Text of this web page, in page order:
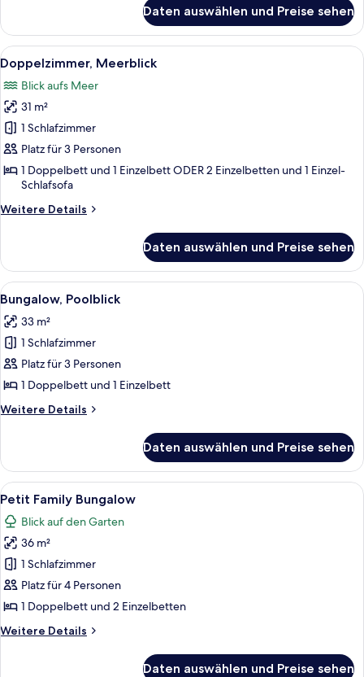
Side
Sea
View
Daten auswählen und Preise sehen
Alle
Fotos
für
Doppelzimmer,
Meerblick
anzeigen
Ein Hotelzimmer mit einem großen
6
Doppelzimmer, Meerblick
Blick aufs Meer
31 m²
1 Schlafzimmer
Platz für 3 Personen
1 Doppelbett und 1 Einzelbett ODER 2 Einzelbetten und 1 Einzel-
Schlafsofa
Weitere Details
Weitere
Meerblick
Daten auswählen und Preise sehen
Alle
Fotos
für
Bungalow,
Poolblick
anzeigen
Ein Resort mit mehreren
6
Bungalow, Poolblick
33 m²
1 Schlafzimmer
Platz für 3 Personen
1 Doppelbett und 1 Einzelbett
Weitere Details
Weitere
Poolblick
Daten auswählen und Preise sehen
Alle
Fotos
für
Petit
Family
Bungalow
anzeigen
Ein Hotelzimmer mit einem Bett,
6
Petit Family Bungalow
Blick auf den Garten
36 m²
1 Schlafzimmer
Platz für 4 Personen
1 Doppelbett und 2 Einzelbetten
Weitere Details
Weitere
Daten auswählen und Preise sehen